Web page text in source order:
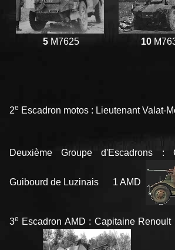
5 M7625 10
2e Escadron motos : Lieutenant Valat-
Deuxième Groupe d'Escadrons :
Guibourd de Luzinais 1 AMD
3e Escadron AMD : Capitaine